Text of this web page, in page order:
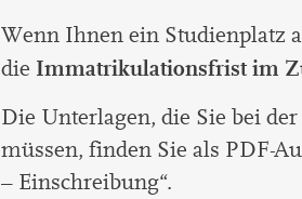
Wenn Ihnen ein Studienplatz
die Immatrikulationsfrist im
Die Unterlagen, die Sie bei
müssen, finden Sie als PDF-
– Einschreibung“.